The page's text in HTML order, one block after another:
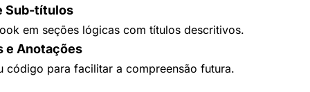
Sub-títulos
em seções lógicas com títulos descritivos.
e Anotações
código para facilitar a compreensão futura.